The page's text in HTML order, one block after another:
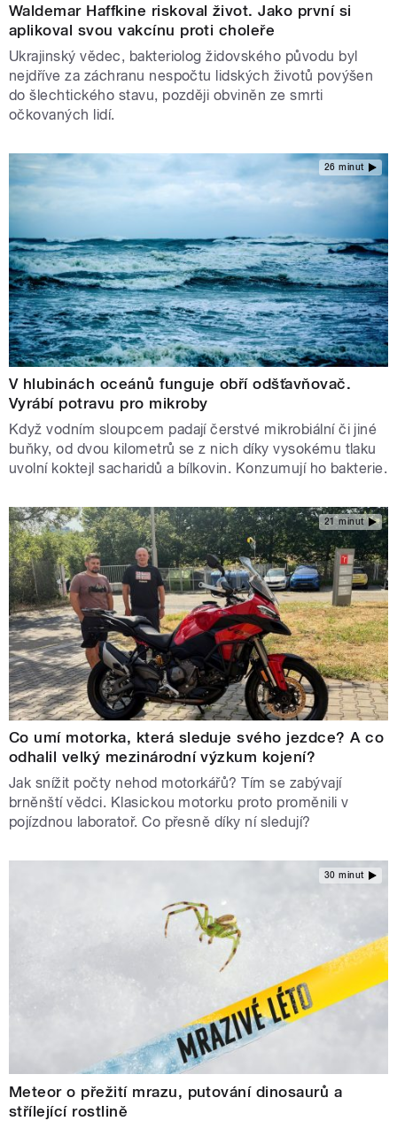
Waldemar Haffkine riskoval život. Jako první si
aplikoval svou vakcínu proti choleře
Ukrajinský vědec, bakteriolog židovského původu byl
nejdříve za záchranu nespočtu lidských životů povýšen
do šlechtického stavu, později obviněn ze smrti
očkovaných lidí.
26 minut
V hlubinách oceánů funguje obří odšťavňovač.
Vyrábí potravu pro mikroby
Když vodním sloupcem padají čerstvé mikrobiální či jiné
buňky, od dvou kilometrů se z nich díky vysokému tlaku
uvolní koktejl sacharidů a bílkovin. Konzumují ho bakterie.
21 minut
Co umí motorka, která sleduje svého jezdce? A co
odhalil velký mezinárodní výzkum kojení?
Jak snížit počty nehod motorkářů? Tím se zabývají
brněnští vědci. Klasickou motorku proto proměnili v
pojízdnou laboratoř. Co přesně díky ní sledují?
30 minut
Meteor o přežití mrazu, putování dinosaurů a
střílející rostlině